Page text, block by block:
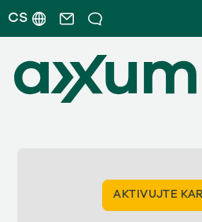
CS
AKTIVUJTE